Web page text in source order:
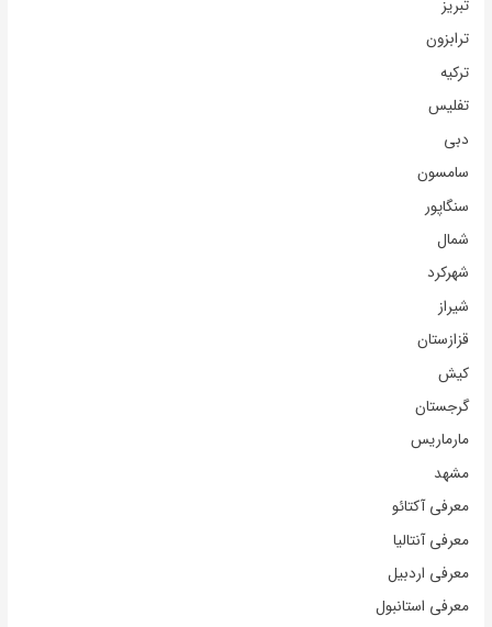
تبریز
ترابزون
ترکیه
تفلیس
دبی
سامسون
سنگاپور
شمال
شهرکرد
شیراز
قزازستان
کیش
گرجستان
مارماریس
مشهد
معرفی آکتائو
معرفی آنتالیا
معرفی اردبیل
معرفی استانبول